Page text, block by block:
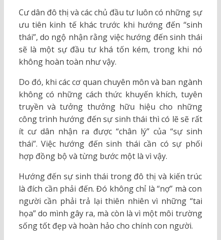
Cư dân đô thị và các chủ đầu tư luôn có những sự
ưu tiên kinh tế khác trước khi hướng đến “sinh
thái”, do ngộ nhận rằng việc hướng đến sinh thái
sẽ là một sự đầu tư khá tốn kém, trong khi nó
không hoàn toàn như vậy.
Do đó, khi các cơ quan chuyên môn và ban ngành
không có những cách thức khuyến khích, tuyên
truyền và tưởng thưởng hữu hiệu cho những
công trình hướng đến sự sinh thái thì có lẽ sẽ rất
ít cư dân nhận ra được “chân lý” của “sự sinh
thái”. Việc hướng đến sinh thái cần có sự phối
hợp đồng bộ và từng bước một là vì vậy.
Hướng đến sự sinh thái trong đô thị và kiến trúc
là đích cần phải đến. Đó không chỉ là “nợ” mà con
người cần phải trả lại thiên nhiên vì những “tai
họa” do mình gây ra, mà còn là vì một môi trường
sống tốt đẹp và hoàn hảo cho chính con người.